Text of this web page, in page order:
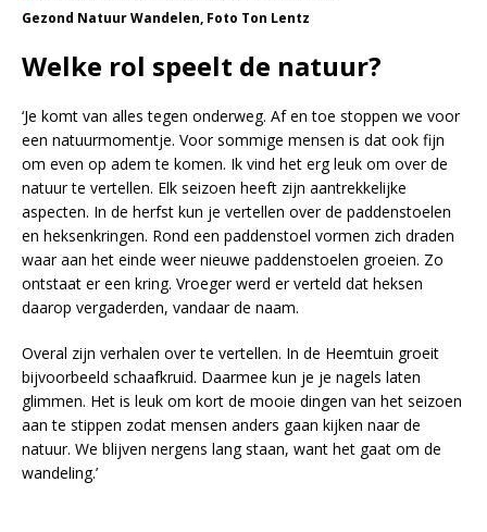
Gezond Natuur Wandelen, Foto Ton Lentz
Welke rol speelt de natuur?
‘Je komt van alles tegen onderweg. Af en toe stoppen we voor
een natuurmomentje. Voor sommige mensen is dat ook fijn
om even op adem te komen. Ik vind het erg leuk om over de
natuur te vertellen. Elk seizoen heeft zijn aantrekkelijke
aspecten. In de herfst kun je vertellen over de paddenstoelen
en heksenkringen. Rond een paddenstoel vormen zich draden
waar aan het einde weer nieuwe paddenstoelen groeien. Zo
ontstaat er een kring. Vroeger werd er verteld dat heksen
daarop vergaderden, vandaar de naam.
Overal zijn verhalen over te vertellen. In de Heemtuin groeit
bijvoorbeeld schaafkruid. Daarmee kun je je nagels laten
glimmen. Het is leuk om kort de mooie dingen van het seizoen
aan te stippen zodat mensen anders gaan kijken naar de
natuur. We blijven nergens lang staan, want het gaat om de
wandeling.’